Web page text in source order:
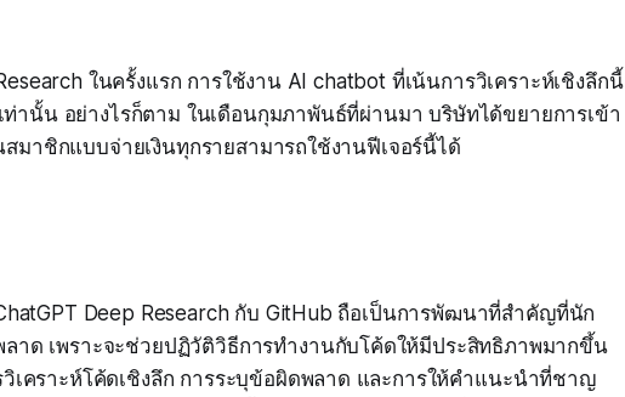
ในครั้งแรก การใช้งาน AI chatbot ที่เน้นการวิเคราะห์เชิงลึกนี้
านั้น อย่างไรก็ตาม ในเดือนกุมภาพันธ์ที่ผ่านมา บริษัทได้ขยายการเข้า
สมาชิกแบบจ่ายเงินทุกรายสามารถใช้งานฟีเจอร์นี้ได้
Deep Research กับ GitHub ถือเป็นการพัฒนาที่สำคัญที่นัก
ด เพราะจะช่วยปฏิวัติวิธีการทำงานกับโค้ดให้มีประสิทธิภาพมากขึ้น
เคราะห์โค้ดเชิงลึก การระบุข้อผิดพลาด และการให้คำแนะนำที่ชาญ